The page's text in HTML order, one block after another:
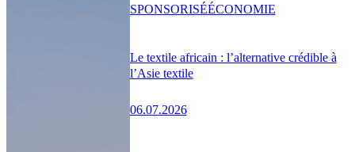
Le textile africain : l’alternative crédible à
l’Asie textile
06.07.2026
SPONSORISÉÉCONOMIE